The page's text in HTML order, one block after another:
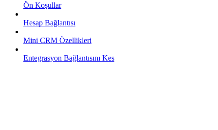
Ön Koşullar
Hesap Bağlantısı
Mini CRM Özellikleri
Entegrasyon Bağlantısını Kes